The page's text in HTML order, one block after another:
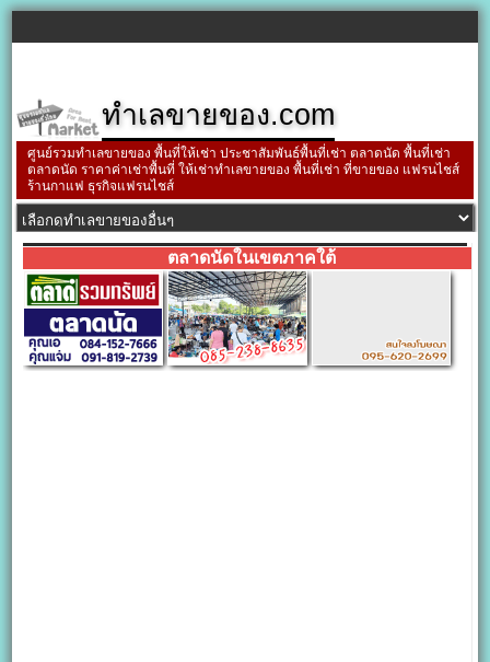
ทำเลขายของ.com
ศูนย์รวมทำเลขายของ พื้นที่ให้เช่า ประชาสัมพันธ์พื้นที่เช่า ตลาดนัด พื้นที่เช่า
ตลาดนัด ราคาค่าเช่าพื้นที่ ให้เช่าทำเลขายของ พื้นที่เช่า ที่ขายของ แฟรนไชส์
ร้านกาแฟ ธุรกิจแฟรนไชส์
ตลาดนัดในเขตภาคใต้